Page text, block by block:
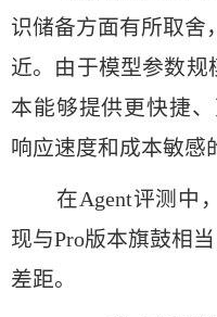
识储备方面有所取舍
近。由于模型参数规
本能够提供更快捷
响应速度和成本敏感
在Agent评测中，
现与Pro版本旗鼓相
差距。